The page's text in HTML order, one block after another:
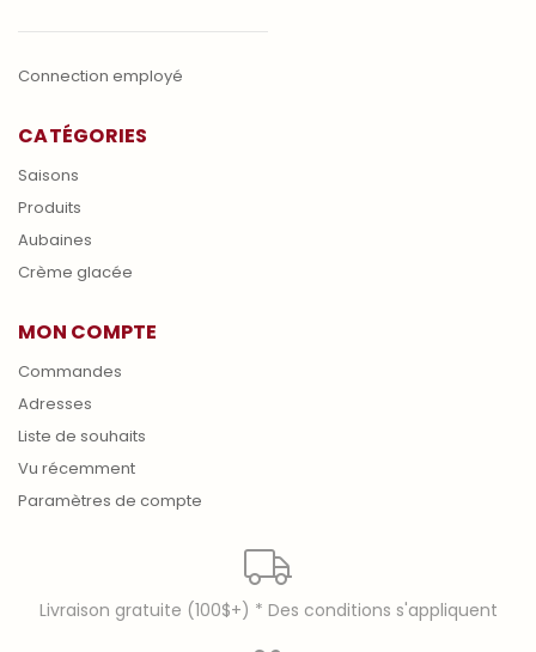
Connection employé
CATÉGORIES
Saisons
Produits
Aubaines
Crème glacée
MON COMPTE
Commandes
Adresses
Liste de souhaits
Vu récemment
Paramètres de compte
Livraison gratuite (100$+) * Des conditions s'appliquent